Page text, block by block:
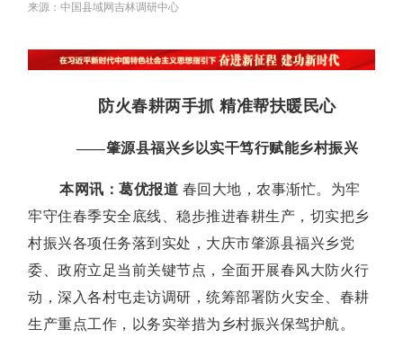
来源：中国县域网吉林调研中心
防火春耕两手抓 精准帮扶暖民心
——肇源县福兴乡以实干笃行赋能乡村振兴
本网讯：葛优报道 春回大地，农事渐忙。为牢
牢守住春季安全底线、稳步推进春耕生产，切实把乡
村振兴各项任务落到实处，大庆市肇源县福兴乡党
委、政府立足当前关键节点，全面开展春风大防火行
动，深入各村屯走访调研，统筹部署防火安全、春耕
生产重点工作，以务实举措为乡村振兴保驾护航。